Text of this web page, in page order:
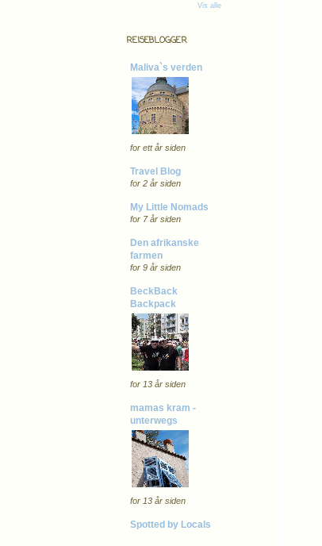
Vis alle
REISEBLOGGER
Maliva`s verden
for ett år siden
Travel Blog
for 2 år siden
My Little Nomads
for 7 år siden
Den afrikanske
farmen
for 9 år siden
BeckBack
Backpack
for 13 år siden
mamas kram -
unterwegs
for 13 år siden
Spotted by Locals